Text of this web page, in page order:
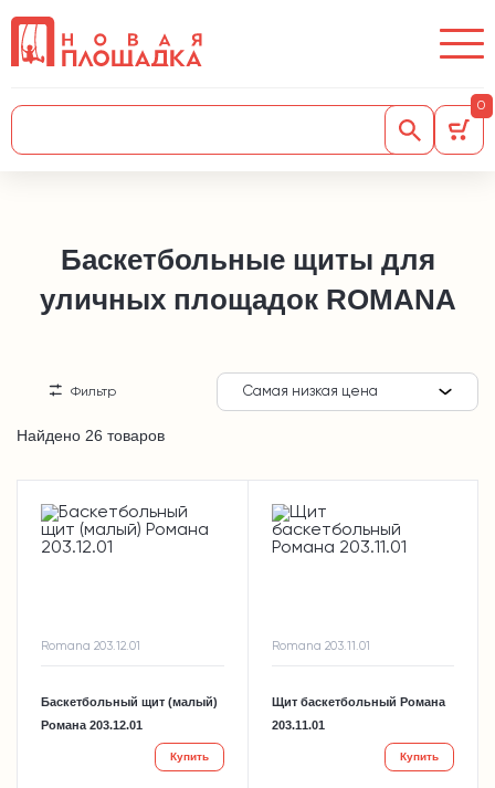
0
Баскетбольные щиты для
уличных площадок ROMANA
Найдено 26 товаров
Фильтр Самая низкая цена
Romana 203.12.01
Баскетбольный щит (малый)
Романа 203.12.01
Купить
Romana 203.11.01
Щит баскетбольный Романа
203.11.01
Купить